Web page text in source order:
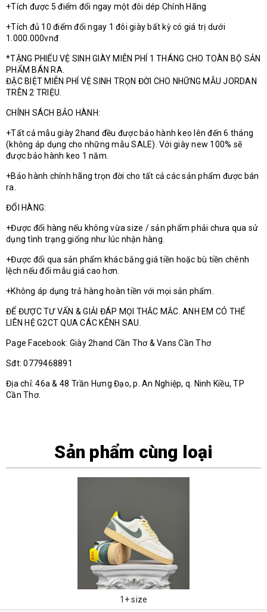
+Tích được 5 điểm đổi ngay một đôi dép Chính Hãng
+Tích đủ 10 điểm đổi ngay 1 đôi giày bất kỳ có giá trị dưới
1.000.000vnđ
*TẶNG PHIẾU VỆ SINH GIÀY MIỄN PHÍ 1 THÁNG CHO TOÀN BỘ SẢN
PHẨM BÁN RA.
ĐẶC BIỆT MIỄN PHÍ VỆ SINH TRỌN ĐỜI CHO NHỮNG MẪU JORDAN
TRÊN 2 TRIỆU.
CHÍNH SÁCH BẢO HÀNH:
+Tất cả mẫu giày 2hand đều được bảo hành keo lên đến 6 tháng
(không áp dụng cho những mẫu SALE). Với giày new 100% sẽ
được bảo hành keo 1 năm.
+Bảo hành chính hãng trọn đời cho tất cả các sản phẩm được bán
ra.
ĐỔI HÀNG:
+Được đổi hàng nếu không vừa size / sản phẩm phải chưa qua sử
dụng tình trạng giống như lúc nhận hàng.
+Được đổi qua sản phẩm khác bằng giá tiền hoặc bù tiền chênh
lệch nếu đổi mẫu giá cao hơn.
+Không áp dụng trả hàng hoàn tiền với mọi sản phẩm.
ĐỂ ĐƯỢC TƯ VẤN & GIẢI ĐÁP MỌI THẮC MẮC. ANH EM CÓ THỂ
LIÊN HỆ G2CT QUA CÁC KÊNH SAU.
Page Facebook: Giày 2hand Cần Thơ & Vans Cần Thơ
Sđt: 0779468891
Địa chỉ: 46a & 48 Trần Hưng Đạo, p. An Nghiệp, q. Ninh Kiều, TP
Cần Thơ.
Sản phẩm cùng loại
1+ size